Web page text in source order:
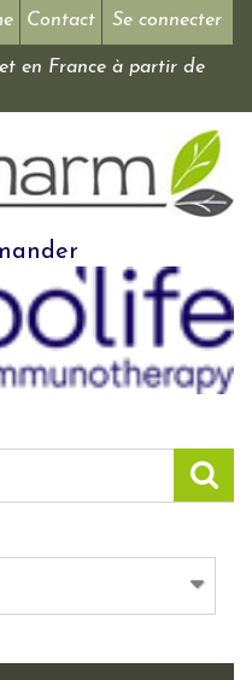
Se connecter
Contact
en France à partir de